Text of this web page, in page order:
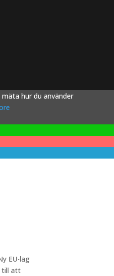
hur du använder
EU-lag
till att